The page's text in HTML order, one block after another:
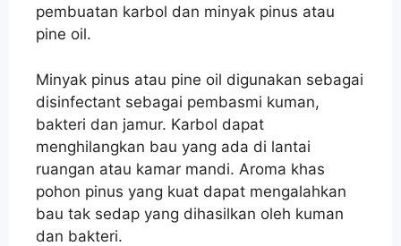
pembuatan karbol dan minyak pinus atau
pine oil.
Minyak pinus atau pine oil digunakan sebagai
disinfectant sebagai pembasmi kuman,
bakteri dan jamur. Karbol dapat
menghilangkan bau yang ada di lantai
ruangan atau kamar mandi. Aroma khas
pohon pinus yang kuat dapat mengalahkan
bau tak sedap yang dihasilkan oleh kuman
dan bakteri.